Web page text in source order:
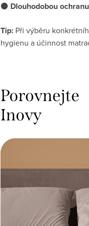
⚫️ Dlouhodobou ochranu
Tip: Při výběru
hygienu a účinnost
Porovnejte
Inovy